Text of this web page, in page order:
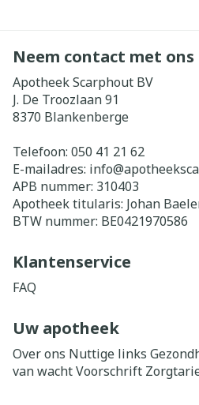
Neem contact met ons
Apotheek Scarphout BV
J. De Troozlaan 91
8370 Blankenberge
Telefoon: 050 41 21 62
E-mailadres: info@
APB nummer: 310403
Apotheek titularis: Johan
BTW nummer: BE0421970586
Klantenservice
FAQ
Uw apotheek
Over ons Nuttige links
van wachtVoorschrift